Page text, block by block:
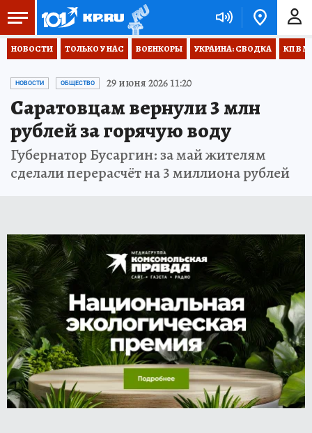
НОВОСТИ ТОЛЬКО У НАС ВОЕНКОРЫ УКРАИНА: СВОДКА КП В
НОВОСТИ ОБЩЕСТВО 29 июня 2026 11:20
Саратовцам вернули 3 млн
рублей за горячую воду
Губернатор Бусаргин: за май жителям
сделали перерасчёт на 3 миллиона рублей